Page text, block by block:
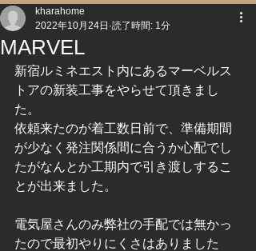
MARVEL
kharahome
2022年10月24日 読了時間: 1分
新宿ルミネエスト内にあるマーベルス
トアの新装工事をやらせて頂きまし
た。
依頼来たのが着工数日前で、準備期間
が少なく発注関係間に合うか心配でし
たがなんとか工期内で引き渡しするこ
とが出来ました。
電気屋さんのみ弊社の手配では無かっ
たので最初やりにくさはありました